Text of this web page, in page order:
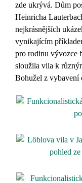
zde ukrývá. Dům
Heinricha
nejkrásnějších
vynikajícím
pro rodinu vývozce
sloužila vila k
Bohužel z vybavení